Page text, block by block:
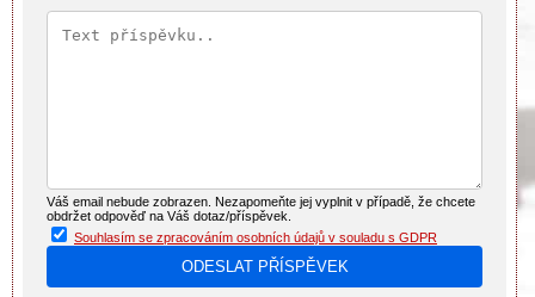
Váš email nebude zobrazen. Nezapomeňte jej vyplnit v případě, že chcete
obdržet odpověď na Váš dotaz/příspěvek.
Souhlasím se zpracováním osobních údajů v souladu s GDPR